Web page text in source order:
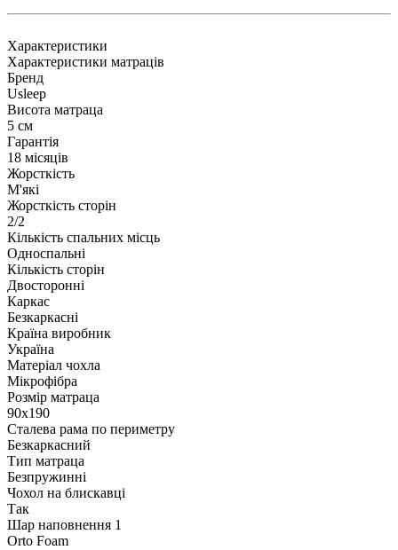
Характеристики
Характеристики матраців
Бренд
Usleep
Висота матраца
5 см
Гарантія
18 місяців
Жорсткість
М'які
Жорсткість сторін
2/2
Кількість спальних місць
Односпальні
Кількість сторін
Двосторонні
Каркас
Безкаркасні
Країна виробник
Україна
Матеріал чохла
Мікрофібра
Розмір матраца
90х190
Сталева рама по периметру
Безкаркасний
Тип матраца
Безпружинні
Чохол на блискавці
Так
Шар наповнення 1
Orto Foam